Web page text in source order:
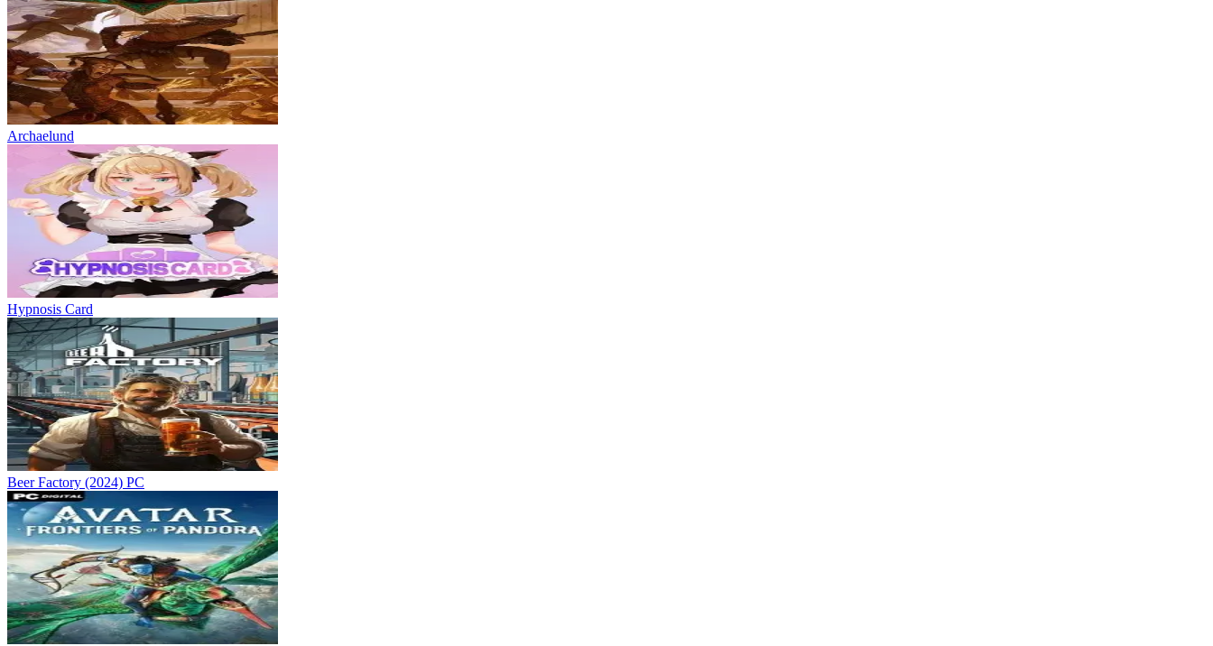
Archaelund
Hypnosis Card
Beer Factory (2024) PC